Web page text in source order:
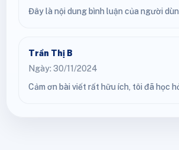
Đây là nội dung bình luận của người
Trần Thị B
Ngày: 30/11/2024
Cảm ơn bài viết rất hữu ích, tôi đã học